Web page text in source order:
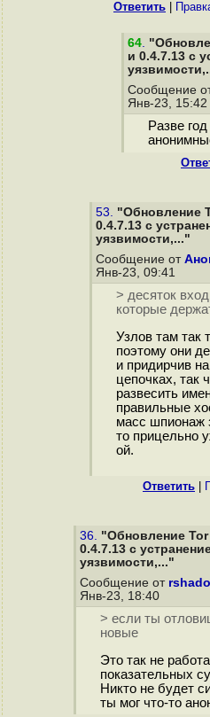
Ответить
64.
и 0.4.7.13 с
Сообщение
Янв-23, 15:42
Разве
53. "Обновление
0.4.7.13 с
уязвимости,..."
Сообщение от
Янв-23, 09:41
> десяток
которые
Узлов там так
поэтому они
и придирчив
цепочках, так
развесить
правильные
масс шпионаж
то прицельно
ой.
Ответить
36. "Обновление Tor
0.4.7.13 с
уязвимости,..."
Сообщение от
Янв-23, 18:40
> если ты
новые
Это так не
показательных
Никто не будет
ты мог что-то